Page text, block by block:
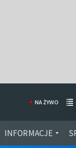
INFORMACJE
NA ŻYWO